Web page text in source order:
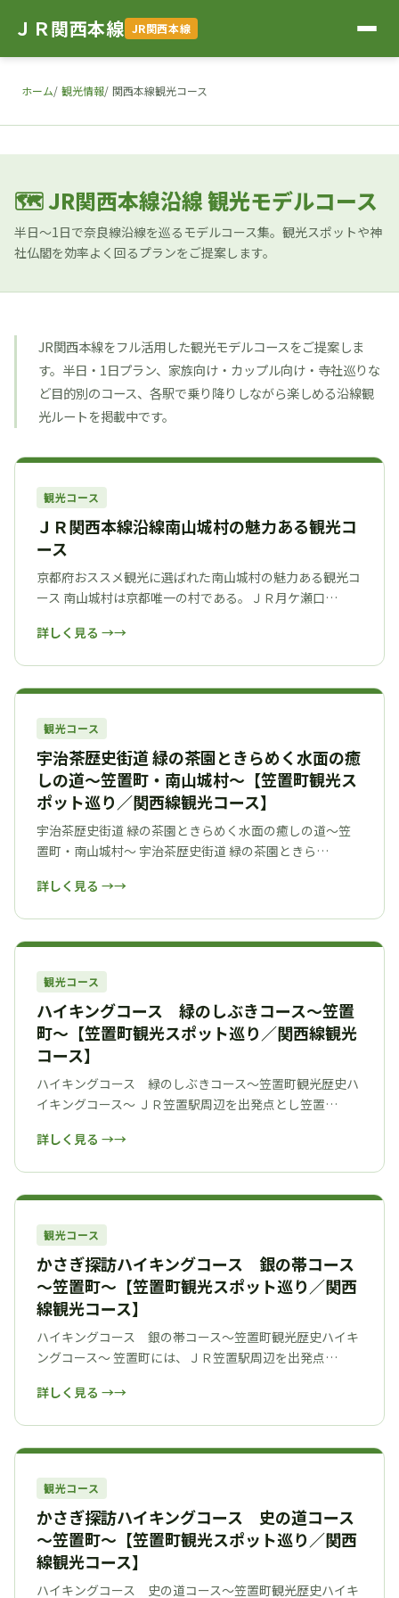
ＪＲ関西本線 JR関西本線
ホーム 観光情報 関西本線観光コース
🗺 JR関西本線沿線 観光モデルコース
半日〜1日で奈良線沿線を巡るモデルコース集。観光スポットや神
社仏閣を効率よく回るプランをご提案します。
JR関西本線をフル活用した観光モデルコースをご提案しま
す。半日・1日プラン、家族向け・カップル向け・寺社巡りな
ど目的別のコース、各駅で乗り降りしながら楽しめる沿線観
光ルートを掲載中です。
観光コース
ＪＲ関西本線沿線南山城村の魅力ある観光コ
ース
京都府おススメ観光に選ばれた南山城村の魅力ある観光コ
ース 南山城村は京都唯一の村である。ＪＲ月ケ瀬口…
詳しく見る →
観光コース
宇治茶歴史街道 緑の茶園ときらめく水面の癒
しの道～笠置町・南山城村～【笠置町観光ス
ポット巡り／関西線観光コース】
宇治茶歴史街道 緑の茶園ときらめく水面の癒しの道～笠
置町・南山城村～ 宇治茶歴史街道 緑の茶園ときら…
詳しく見る →
観光コース
ハイキングコース 緑のしぶきコース～笠置
町～【笠置町観光スポット巡り／関西線観光
コース】
ハイキングコース 緑のしぶきコース～笠置町観光歴史ハ
イキングコース～ ＪＲ笠置駅周辺を出発点とし笠置…
詳しく見る →
観光コース
かさぎ探訪ハイキングコース 銀の帯コース
～笠置町～【笠置町観光スポット巡り／関西
線観光コース】
ハイキングコース 銀の帯コース～笠置町観光歴史ハイキ
ングコース～ 笠置町には、ＪＲ笠置駅周辺を出発点…
詳しく見る →
観光コース
かさぎ探訪ハイキングコース 史の道コース
～笠置町～【笠置町観光スポット巡り／関西
線観光コース】
ハイキングコース 史の道コース～笠置町観光歴史ハイキ